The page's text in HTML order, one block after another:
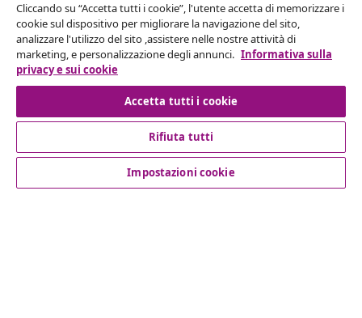
Recesso dal contratto
Invia una richiesta di recesso per il tuo ordine.
Recesso dal contratto
Servizio clienti
Cliccando su “Accetta tutti i cookie”, l'utente accetta di memorizzare i
cookie sul dispositivo per migliorare la navigazione del sito,
analizzare l'utilizzo del sito ,assistere nelle nostre attività di
marketing, e personalizzazione degli annunci. Informativa sulla
privacy e sui cookie
Accetta tutti i cookie
Rifiuta tutti
Impostazioni cookie